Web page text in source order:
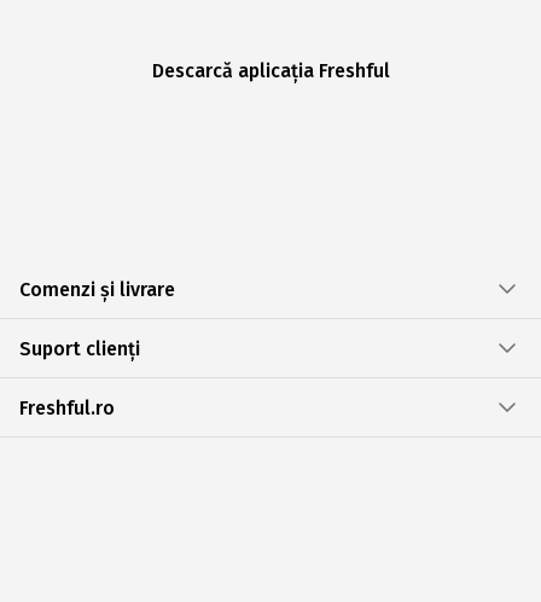
Descarcă aplicația Freshful
Comenzi și livrare
Suport clienți
Freshful.ro